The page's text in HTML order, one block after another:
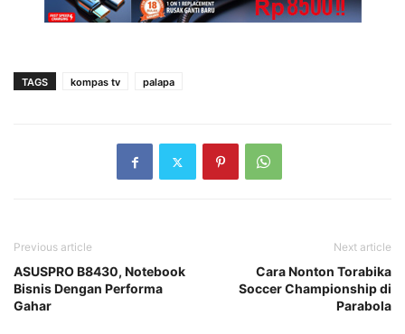
TAGS kompas tv palapa
Previous article
ASUSPRO B8430, Notebook
Bisnis Dengan Performa
Gahar
Next article
Cara Nonton Torabika
Soccer Championship di
Parabola